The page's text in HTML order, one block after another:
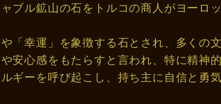
ブル鉱山の石をトルコの商人がヨーロ
「幸運」を象徴する石とされ、多くの
安心感をもたらすと言われ、特に精神
ギーを呼び起こし、持ち主に自信と勇